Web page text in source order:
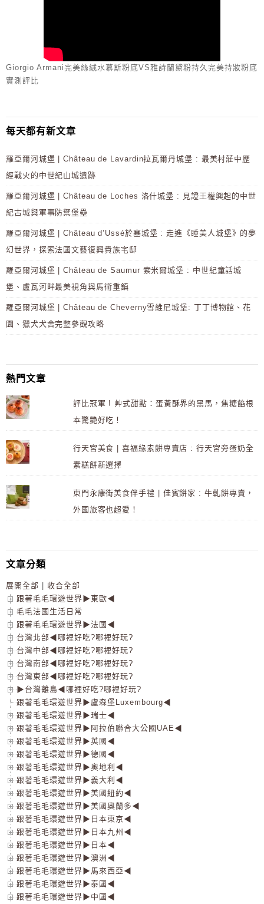
Giorgio Armani完美絲絨水慕斯粉底VS雅詩蘭黛粉持久完美持妝粉底
實測評比
每天都有新文章
羅亞爾河城堡 | Château de Lavardin拉瓦爾丹城堡 : 最美村莊中歷
經戰火的中世紀山城遺跡
羅亞爾河城堡 | Château de Loches 洛什城堡 : 見證王權興起的中世
紀古城與軍事防禦堡壘
羅亞爾河城堡 | Château d’Ussé於塞城堡 : 走進《睡美人城堡》的夢
幻世界，探索法國文藝復興貴族宅邸
羅亞爾河城堡 | Château de Saumur 索米爾城堡 : 中世紀童話城
堡、盧瓦河畔最美視角與馬術重鎮
羅亞爾河城堡 | Château de Cheverny雪維尼城堡: 丁丁博物館、花
園、獵犬犬舍完整參觀攻略
熱門文章
評比冠軍 ! 艸式甜點：蛋黃酥界的黑馬，焦糖餡根
本驚艷好吃！
行天宮美食 | 喜福緣素餅專賣店 : 行天宮旁蛋奶全
素糕餅新選擇
東門永康街美食伴手禮 | 佳賓餅家 : 牛軋餅專賣，
外國旅客也超愛！
文章分類
展開全部
收合全部
跟著毛毛環遊世界▶東歐◀
毛毛法國生活日常
跟著毛毛環遊世界▶法國◀
台灣北部◀哪裡好吃?哪裡好玩?
台灣中部◀哪裡好吃?哪裡好玩?
台灣南部◀哪裡好吃?哪裡好玩?
台灣東部◀哪裡好吃?哪裡好玩?
▶台灣離島◀哪裡好吃?哪裡好玩?
跟著毛毛環遊世界▶盧森堡Luxembourg◀
跟著毛毛環遊世界▶瑞士◀
跟著毛毛環遊世界▶阿拉伯聯合大公國UAE◀
跟著毛毛環遊世界▶英國◀
跟著毛毛環遊世界▶德國◀
跟著毛毛環遊世界▶奧地利◀
跟著毛毛環遊世界▶義大利◀
跟著毛毛環遊世界▶美國紐約◀
跟著毛毛環遊世界▶美國奧蘭多◀
跟著毛毛環遊世界▶日本東京◀
跟著毛毛環遊世界▶日本九州◀
跟著毛毛環遊世界▶日本◀
跟著毛毛環遊世界▶澳洲◀
跟著毛毛環遊世界▶馬來西亞◀
跟著毛毛環遊世界▶泰國◀
跟著毛毛環遊世界▶中國◀